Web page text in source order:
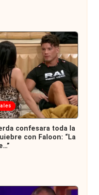
confesara toda la
con Faloon: “La